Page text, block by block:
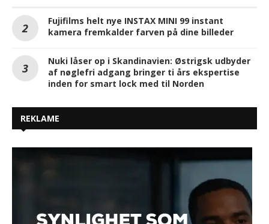
Fujifilms helt nye INSTAX MINI 99 instant
kamera fremkalder farven på dine billeder
Nuki låser op i Skandinavien: Østrigsk udbyder
af nøglefri adgang bringer ti års ekspertise
inden for smart lock med til Norden
REKLAME